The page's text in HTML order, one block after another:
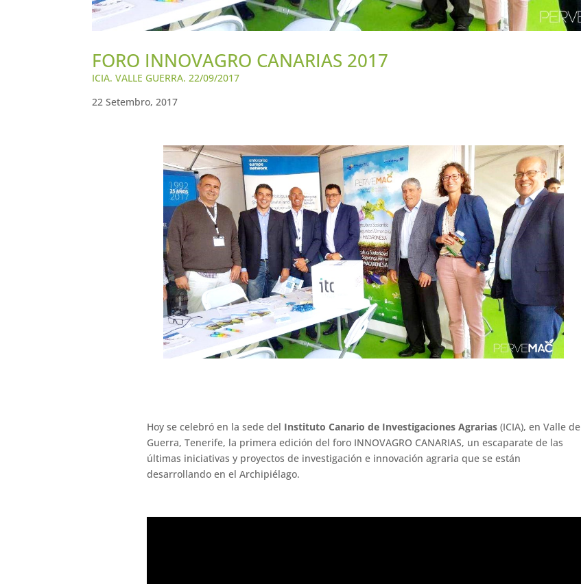
FORO INNOVAGRO CANARIAS 2017
ICIA. VALLE GUERRA. 22/09/2017
22 Setembro, 2017
Hoy se celebró en la sede del Instituto Canario de Investigaciones Agrarias(ICIA), en Valle de
Guerra, Tenerife, la primera edición del foro INNOVAGRO CANARIAS, un escaparate de las
últimas iniciativas y proyectos de investigación e innovación agraria que se están
desarrollando en el Archipiélago.